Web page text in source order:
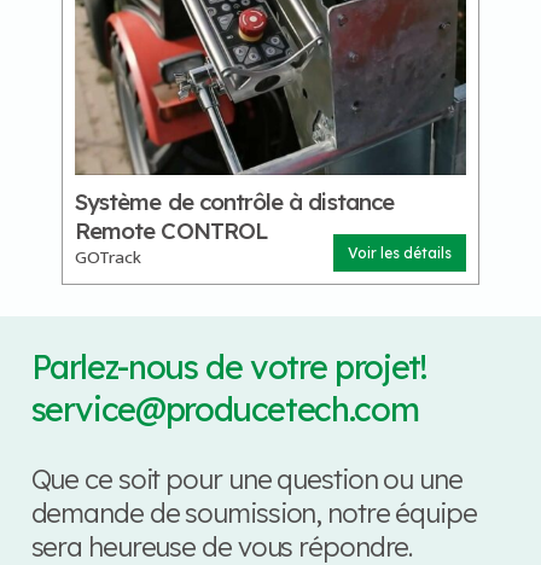
Système de contrôle à distance
Remote CONTROL
GOTrack Voir les détails
Parlez-nous de votre projet!
service@producetech.com
Que ce soit pour une question ou une
demande de soumission, notre équipe
sera heureuse de vous répondre.